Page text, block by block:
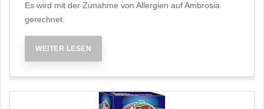
Es wird mit der Zunahme von Allergien auf Ambrosia
gerechnet.
WEITER LESEN